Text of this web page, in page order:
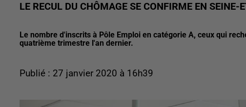
LE RECUL DU CHÔMAGE SE CONFIRME EN SEINE-
Le nombre d'inscrits à Pôle Emploi en catégorie A, ceux qui
quatrième trimestre l'an dernier.
Publié : 27 janvier 2020 à 16h39